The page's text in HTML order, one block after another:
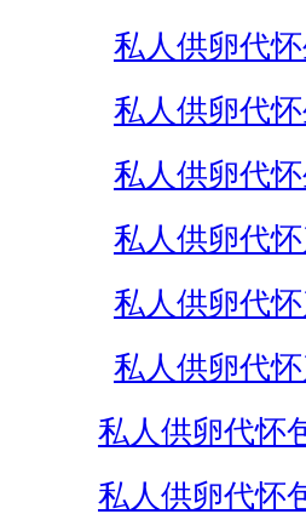
私人供卵代
私人供卵代
私人供卵代
私人供卵代
私人供卵代
私人供卵代
私人供卵代怀
私人供卵代怀